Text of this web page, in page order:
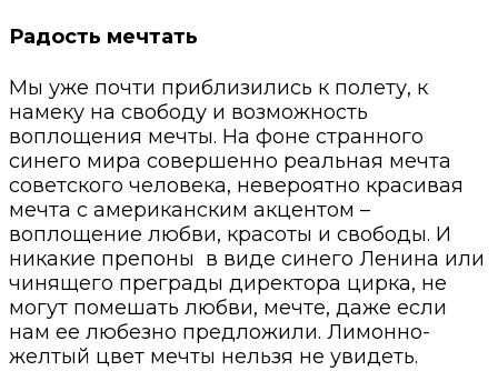
Радость мечтать
Мы уже почти приблизились к полету, к
намеку на свободу и возможность
воплощения мечты. На фоне странного
синего мира совершенно реальная мечта
советского человека, невероятно красивая
мечта с американским акцентом –
воплощение любви, красоты и свободы. И
никакие препоны в виде синего Ленина или
чинящего преграды директора цирка, не
могут помешать любви, мечте, даже если
нам ее любезно предложили. Лимонно-
желтый цвет мечты нельзя не увидеть.